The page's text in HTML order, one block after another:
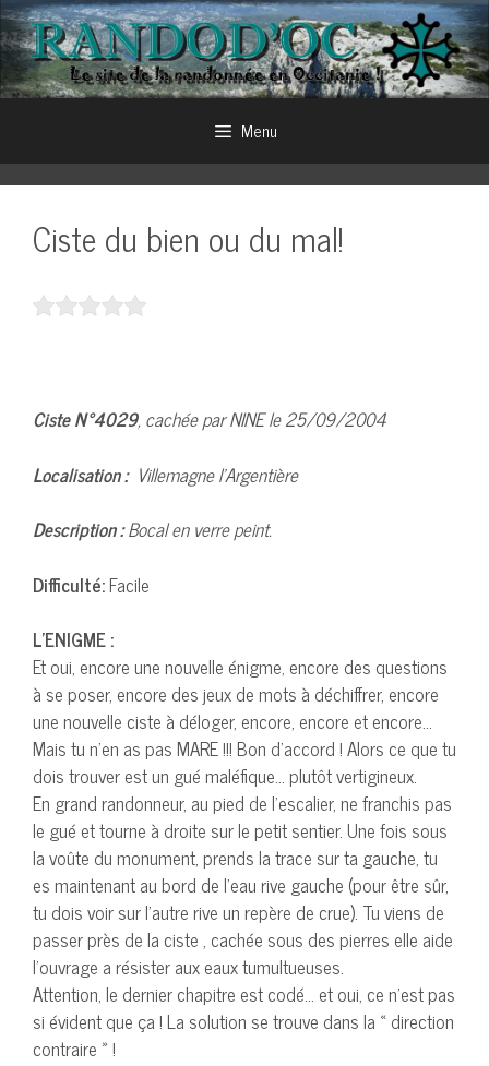
Aller
au
contenu
Menu
Ciste du bien ou du mal!
Ciste N°4029, cachée par NINE le 25/09/2004
Localisation :Villemagne l’Argentière
Description :Bocal en verre peint.
Difficulté:Facile
L’ENIGME :
Et oui, encore une nouvelle énigme, encore des questions
à se poser, encore des jeux de mots à déchiffrer, encore
une nouvelle ciste à déloger, encore, encore et encore…
Mais tu n’en as pas MARE !!! Bon d’accord ! Alors ce que tu
dois trouver est un gué maléfique… plutôt vertigineux.
En grand randonneur, au pied de l’escalier, ne franchis pas
le gué et tourne à droite sur le petit sentier. Une fois sous
la voûte du monument, prends la trace sur ta gauche, tu
es maintenant au bord de l’eau rive gauche (pour être sûr,
tu dois voir sur l’autre rive un repère de crue). Tu viens de
passer près de la ciste , cachée sous des pierres elle aide
l’ouvrage a résister aux eaux tumultueuses.
Attention, le dernier chapitre est codé… et oui, ce n’est pas
si évident que ça ! La solution se trouve dans la « direction
contraire » !